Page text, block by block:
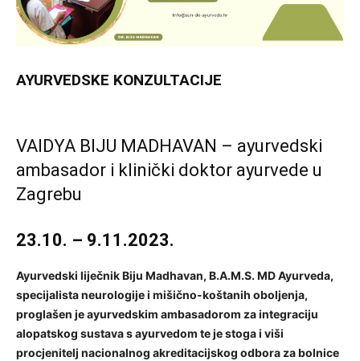
AYURVEDSKE KONZULTACIJE
VAIDYA BIJU MADHAVAN – ayurvedski
ambasador i klinički doktor ayurvede u
Zagrebu
23.10. – 9.11.2023.
Ayurvedski liječnik Biju Madhavan, B.A.M.S. MD Ayurveda,
specijalista neurologije i mišično-koštanih oboljenja,
proglašen je ayurvedskim ambasadorom za integraciju
alopatskog sustava s ayurvedom te je stoga i viši
procjenitelj nacionalnog akreditacijskog odbora za bolnice